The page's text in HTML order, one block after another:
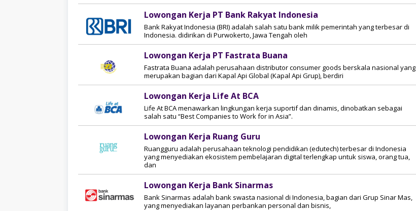
Lowongan Kerja PT Bank Rakyat Indonesia
Bank Rakyat Indonesia (BRI) adalah salah satu bank milik pemerintah yang terbesar di
Indonesia. didirikan di Purwokerto, Jawa Tengah oleh
Lowongan Kerja PT Fastrata Buana
Fastrata Buana adalah perusahaan distributor consumer goods berskala nasional yang
merupakan bagian dari Kapal Api Global (Kapal Api Grup), berdiri
Lowongan Kerja Life At BCA
Life At BCA menawarkan lingkungan kerja suportif dan dinamis, dinobatkan sebagai
salah satu “Best Companies to Work for in Asia”.
Lowongan Kerja Ruang Guru
Ruangguru adalah perusahaan teknologi pendidikan (edutech) terbesar di Indonesia
yang menyediakan ekosistem pembelajaran digital terlengkap untuk siswa, orang tua,
dan
Lowongan Kerja Bank Sinarmas
Bank Sinarmas adalah bank swasta nasional di Indonesia, bagian dari Grup Sinar Mas,
yang menyediakan layanan perbankan personal dan bisnis,